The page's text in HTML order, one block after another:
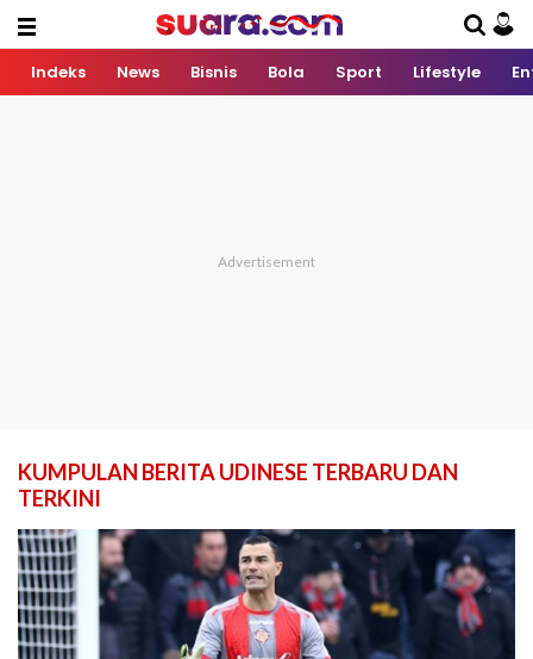
Indeks News Bisnis Bola Sport Lifestyle
KUMPULAN BERITA UDINESE TERBARU DAN
TERKINI